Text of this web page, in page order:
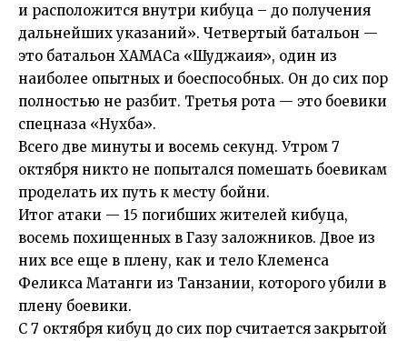
и расположится внутри кибуца – до получения
дальнейших указаний». Четвертый батальон —
это батальон ХАМАСа «Шуджаия», один из
наиболее опытных и боеспособных. Он до сих пор
полностью не разбит. Третья рота — это боевики
спецназа «Нухба».
Всего две минуты и восемь секунд. Утром 7
октября никто не попытался помешать боевикам
проделать их путь к месту бойни.
Итог атаки — 15 погибших жителей кибуца,
восемь похищенных в Газу заложников. Двое из
них все еще в плену, как и тело Клеменса
Феликса Матанги из Танзании, которого убили в
плену боевики.
С 7 октября кибуц до сих пор считается закрытой